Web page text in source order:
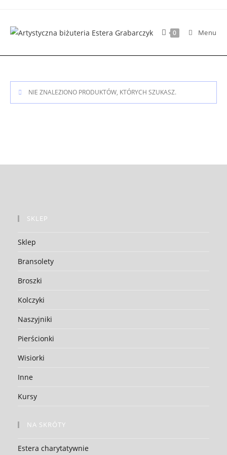
content
0 Menu
NIE ZNALEZIONO PRODUKTÓW, KTÓRYCH SZUKASZ.
SKLEP
Sklep
Bransolety
Broszki
Kolczyki
Naszyjniki
Pierścionki
Wisiorki
Inne
Kursy
NA SKRÓTY
Estera charytatywnie